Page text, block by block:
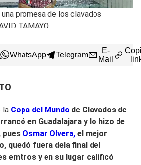
promesa de los clavados
TAMAYO
WhatsApp Telegram
E-
Mail
la Copa del Mundo de Clavados de
en Guadalajara y lo hizo de
pues Osmar Olvera, el mejor
quedó fuera dela final del
emtros y en su lugar calificó